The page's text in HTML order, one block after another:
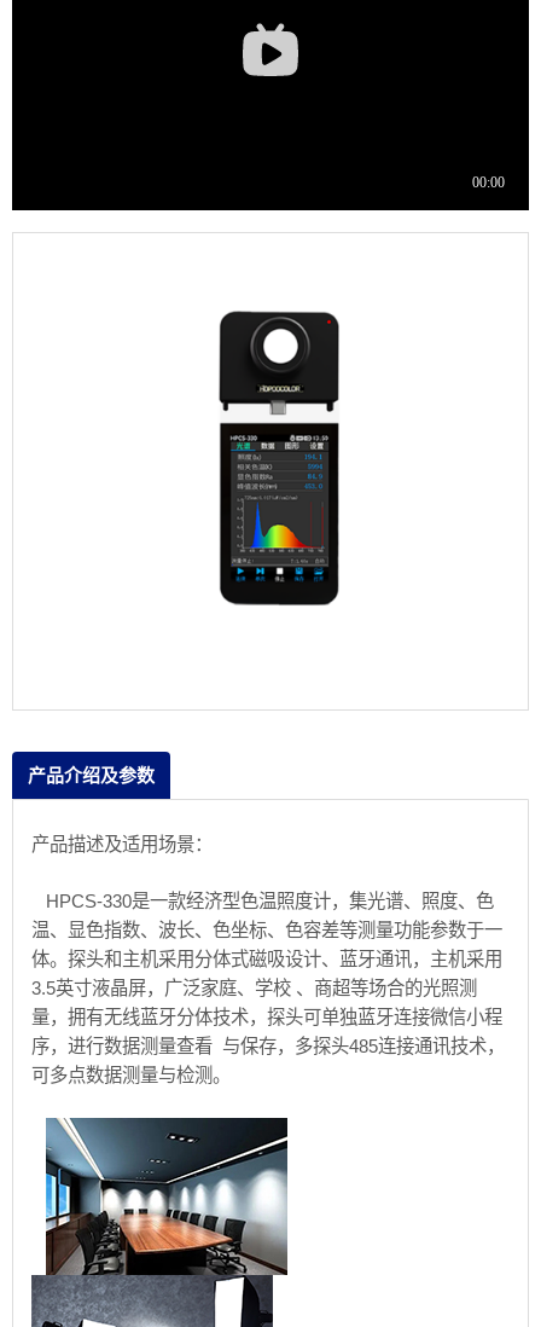
产品介绍及参数
产品描述及适用场景：
HPCS-330是一款经济型色温照度计，集光谱、照度、色
温、显色指数、波长、色坐标、色容差等测量功能参数于一
体。探头和主机采用分体式磁吸设计、蓝牙通讯，主机采用
3.5英寸液晶屏，广泛家庭、学校 、商超等场合的光照测
量，拥有无线蓝牙分体技术，探头可单独蓝牙连接微信小程
序，进行数据测量查看 与保存，多探头485连接通讯技术，
可多点数据测量与检测。